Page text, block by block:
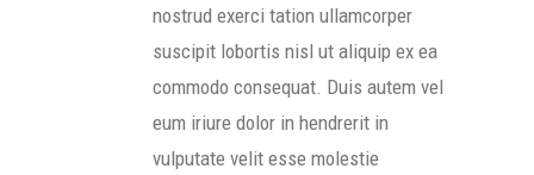
nostrud exerci tation ullamcorper
suscipit lobortis nisl ut aliquip ex ea
commodo consequat. Duis autem vel
eum iriure dolor in hendrerit in
vulputate velit esse molestie